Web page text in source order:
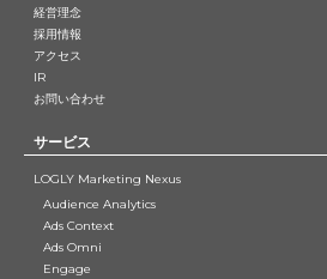
経営理念
採用情報
アクセス
IR
お問い合わせ
サービス
LOGLY Marketing Nexus
Audience Analytics
Ads Context
Ads Omni
Engage